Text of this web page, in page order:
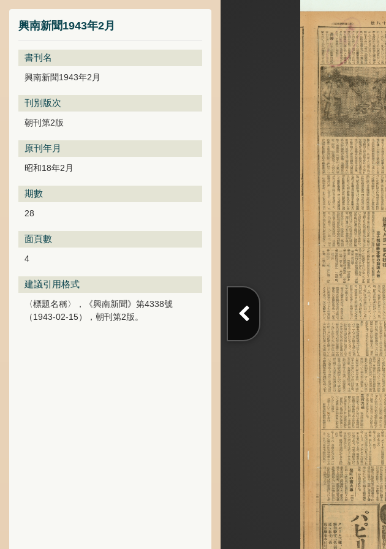
興南新聞1943年2月
書刊名
興南新聞1943年2月
刊別版次
朝刊第2版
原刊年月
昭和18年2月
期數
28
面頁數
4
建議引用格式
〈標題名稱〉，《興南新聞》第4338號
（1943-02-15），朝刊第2版。